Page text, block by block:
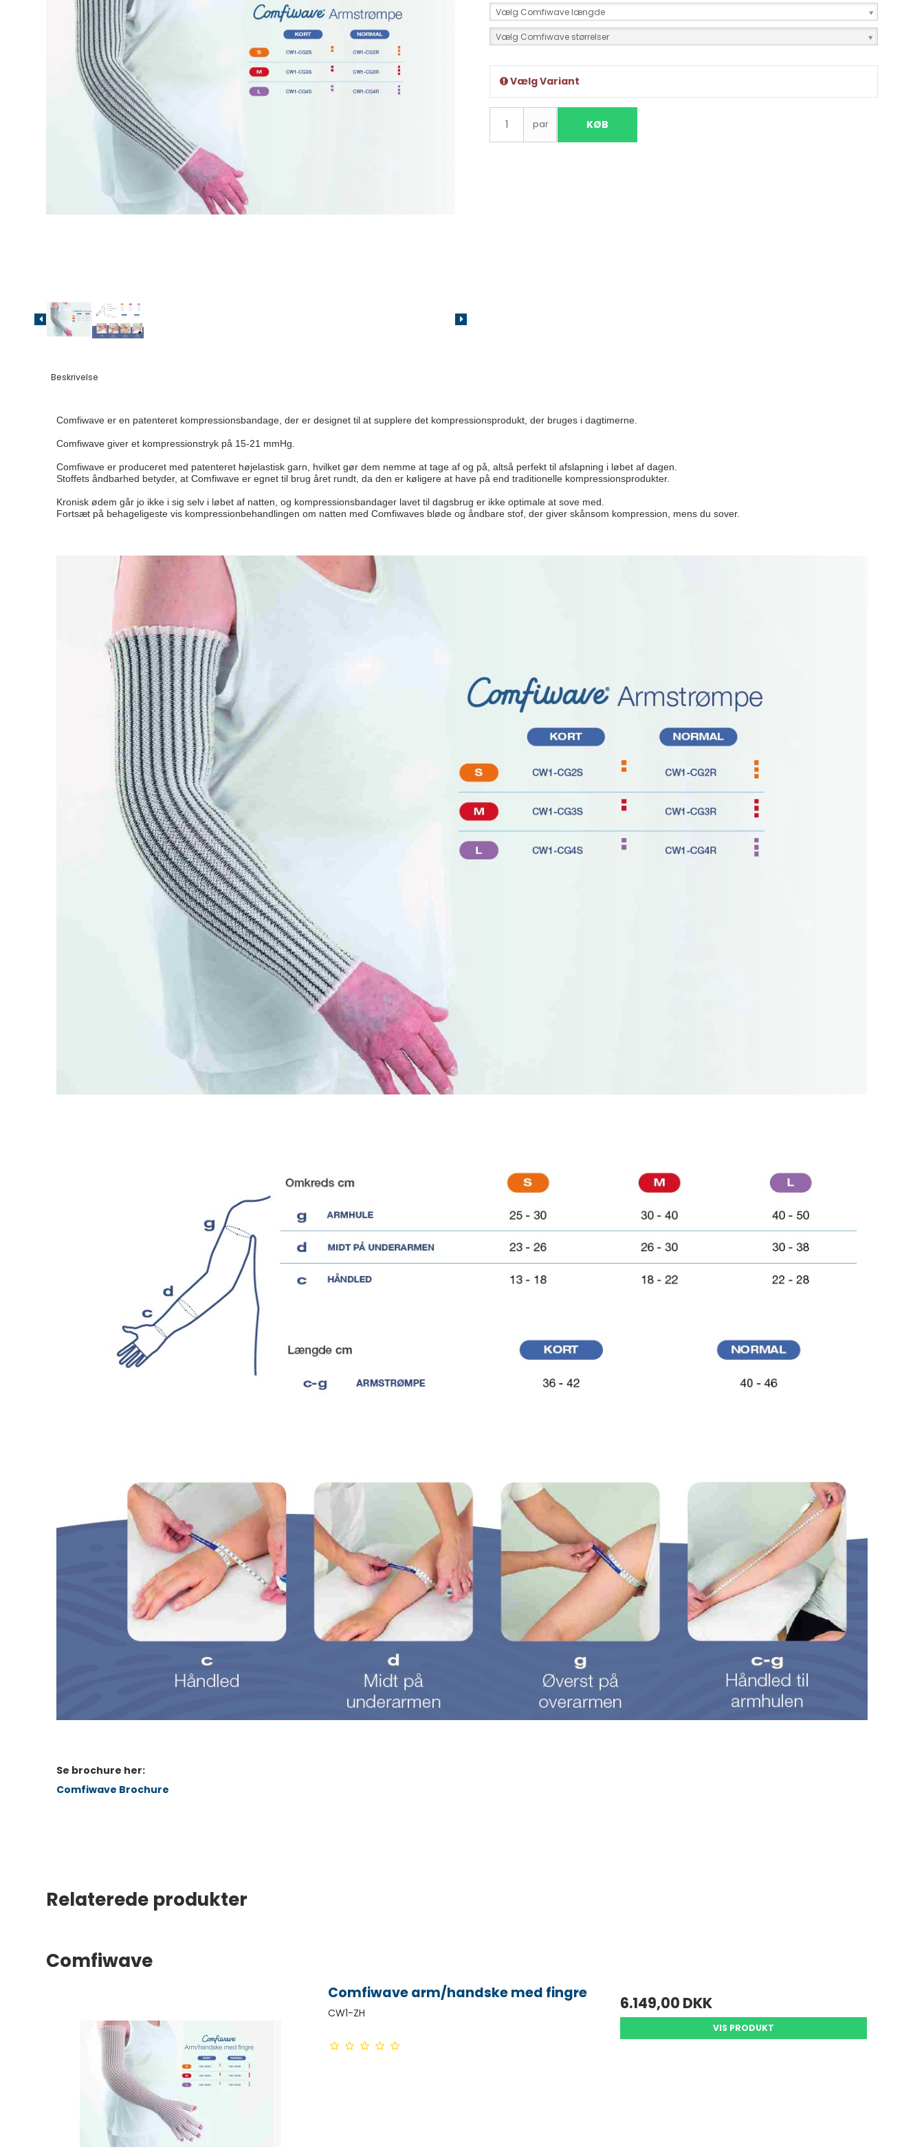
Vælg Comfiwave længde
Vælg Comfiwave størrelser
Vælg Variant
par KØB
Beskrivelse
Comfiwave er en patenteret kompressionsbandage, der er designet til at supplere det kompressionsprodukt, der bruges i dagtimerne.
Comfiwave giver et kompressionstryk på 15-21 mmHg.
Comfiwave er produceret med patenteret højelastisk garn, hvilket gør dem nemme at tage af og på, altså perfekt til afslapning i løbet af dagen.
Stoffets åndbarhed betyder, at Comfiwave er egnet til brug året rundt, da den er køligere at have på end traditionelle kompressionsprodukter.
Kronisk ødem går jo ikke i sig selv i løbet af natten, og kompressionsbandager lavet til dagsbrug er ikke optimale at sove med.
Fortsæt på behageligeste vis kompressionbehandlingen om natten med Comfiwaves bløde og åndbare stof, der giver skånsom kompression, mens du sover.
Se brochure her:
Comfiwave Brochure
Relaterede produkter
Comfiwave
Comfiwave arm/handske med fingre
CW1-ZH 6.149,00 DKK
VIS PRODUKT